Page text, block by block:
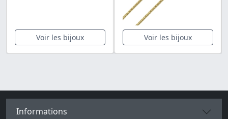
Voir les bijoux Voir les bijoux
Informations